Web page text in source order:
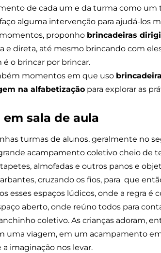
de cada um e da turma como um
alguma intervenção para ajudá-los
proponho brincadeiras
e direta, até mesmo brincando com
é o brincar por brincar.
momentos em que uso
na alfabetização para explorar as
sala de aula
turmas de alunos, geralmente no
acampamento coletivo cheio de
almofadas e outros panos e
cruzando os fios, para que
esses espaços lúdicos, onde a regra é
aberto, onde reúno todos para
coletivo. As crianças adoram,
uma viagem, em um acampamento
a imaginação nos levar.